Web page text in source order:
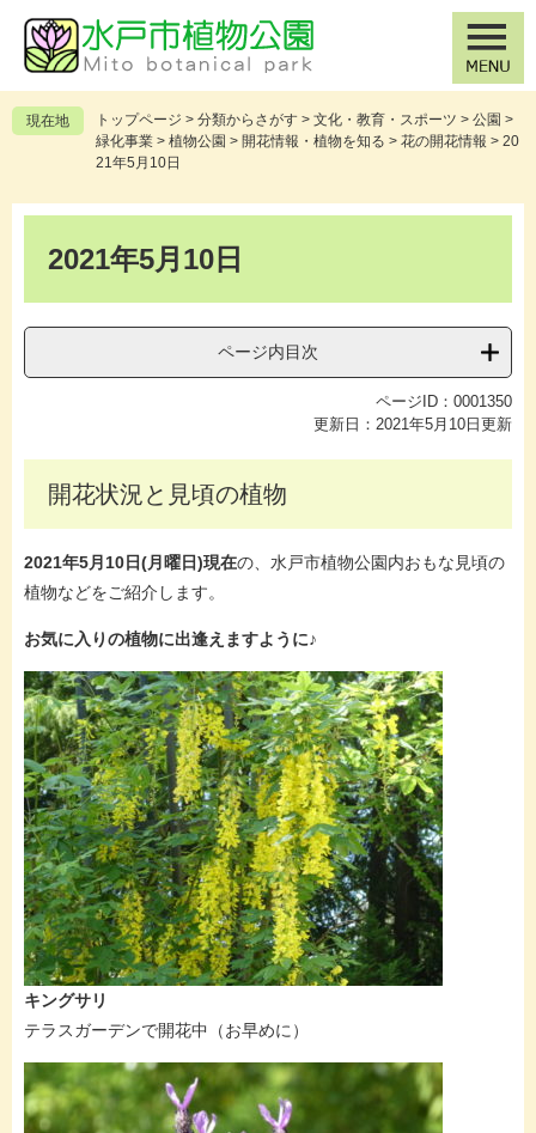
の
先
頭
ー
を
飛
現在地 トップページ > 分類からさがす > 文化・教育・スポーツ > 公園 >
緑化事業 > 植物公園 > 開花情報・植物を知る > 花の開花情報 > 20
21年5月10日
2021年5月10日
ページ内目次
ページID：0001350
更新日：2021年5月10日更新
開花状況と見頃の植物
2021年5月10日(月曜日)現在の、水戸市植物公園内おもな見頃の
植物などをご紹介します。
お気に入りの植物に出逢えますように♪
キングサリ
テラスガーデンで開花中（お早めに）